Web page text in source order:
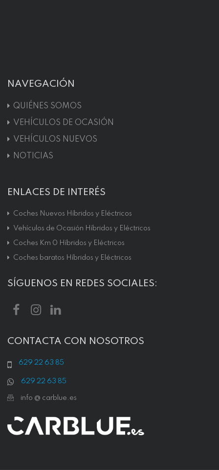
NAVEGACIÓN
QUIÉNES SOMOS
VEHÍCULOS DE OCASIÓN
VEHÍCULOS NUEVOS
NOTICIAS
ENLACES DE INTERÉS
Coches Nuevos Híbridos y Eléctricos
Vehículos de Ocasión Híbridos y Eléctricos
Coches Km 0 Híbridos y Eléctricos
Coches baratos Híbridos y Eléctricos
SÍGUENOS EN REDES SOCIALES:
CONTACTA CON NOSOTROS
629 22 63 85
629 22 63 85
info @ carblue.es